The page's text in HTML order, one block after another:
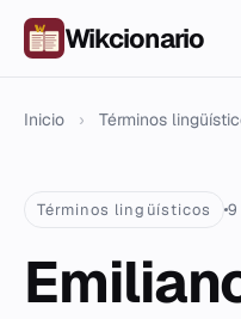
Wikcionario
Inicio › Términos
Términos lingüísticos